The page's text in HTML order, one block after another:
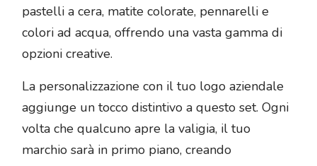
pastelli a cera, matite colorate, pennarelli e
colori ad acqua, offrendo una vasta gamma di
opzioni creative.
La personalizzazione con il tuo logo aziendale
aggiunge un tocco distintivo a questo set. Ogni
volta che qualcuno apre la valigia, il tuo
marchio sarà in primo piano, creando